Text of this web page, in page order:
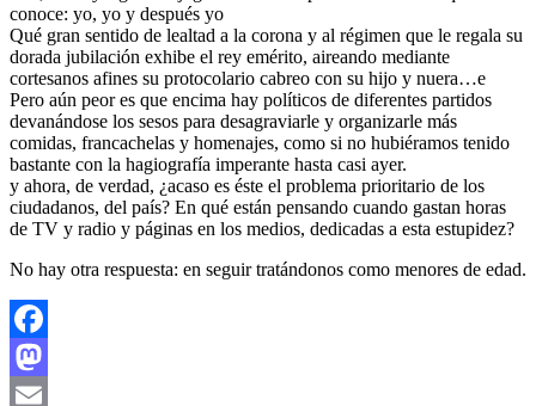
conoce: yo, yo y después yo
Qué gran sentido de lealtad a la corona y al régimen que le regala su
dorada jubilación exhibe el rey emérito, aireando mediante
cortesanos afines su protocolario cabreo con su hijo y nuera…e
Pero aún peor es que encima hay políticos de diferentes partidos
devanándose los sesos para desagraviarle y organizarle más
comidas, francachelas y homenajes, como si no hubiéramos tenido
bastante con la hagiografía imperante hasta casi ayer.
y ahora, de verdad, ¿acaso es éste el problema prioritario de los
ciudadanos, del país? En qué están pensando cuando gastan horas
de TV y radio y páginas en los medios, dedicadas a esta estupidez?
No hay otra respuesta: en seguir tratándonos como menores de edad.
Facebook
Mastodon